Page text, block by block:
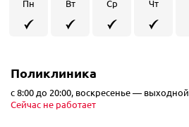
Пн Вт Ср Чт
Поликлиника
с 8:00 до 20:00, воскресенье — выходной
Сейчас не работает